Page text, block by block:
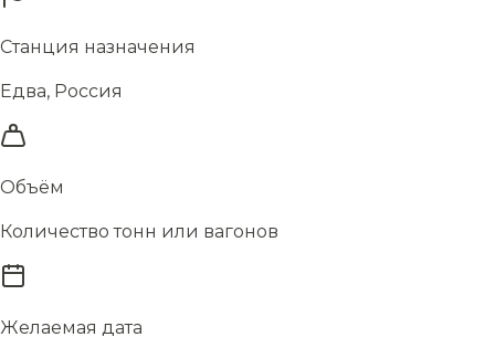
Станция назначения
Едва, Россия
Объём
Количество тонн или вагонов
Желаемая дата